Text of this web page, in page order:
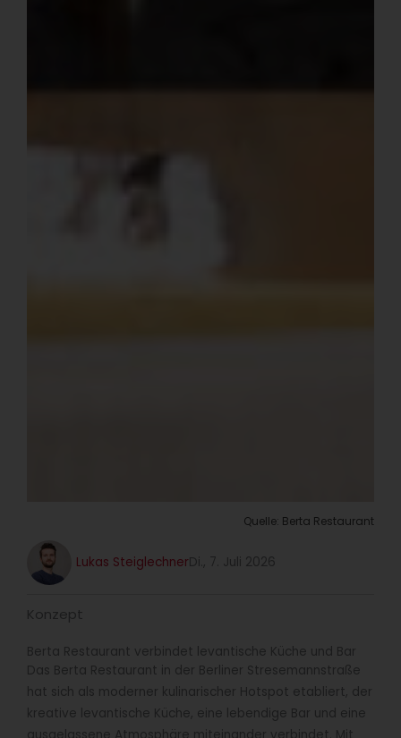
Quelle: Berta Restaurant
Lukas SteiglechnerDi., 7. Juli 2026
Konzept
Berta Restaurant verbindet levantische Küche und Bar
Das Berta Restaurant in der Berliner Stresemannstraße
hat sich als moderner kulinarischer Hotspot etabliert, der
kreative levantische Küche, eine lebendige Bar und eine